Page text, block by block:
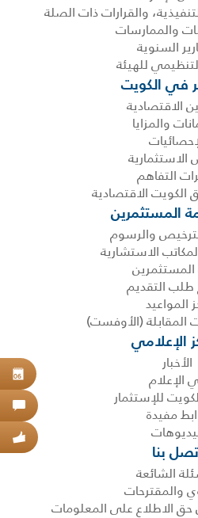
والقرارات ذات الصلة
والممارسات
السنوية
للهيئة
في الكويت
الاقتصادية
والمزايا
الاستثمارية
التفاهم
المستثمرين
والرسوم
الاستشارية
المستثمرين
طلب التقديم
المواعيد
المقابلة (الأوفست)
الإعلامي
الأخبار
الإعلام
للإستثمار
مفيدة
اتصل بنا
الشائعة
والمقترحات
06